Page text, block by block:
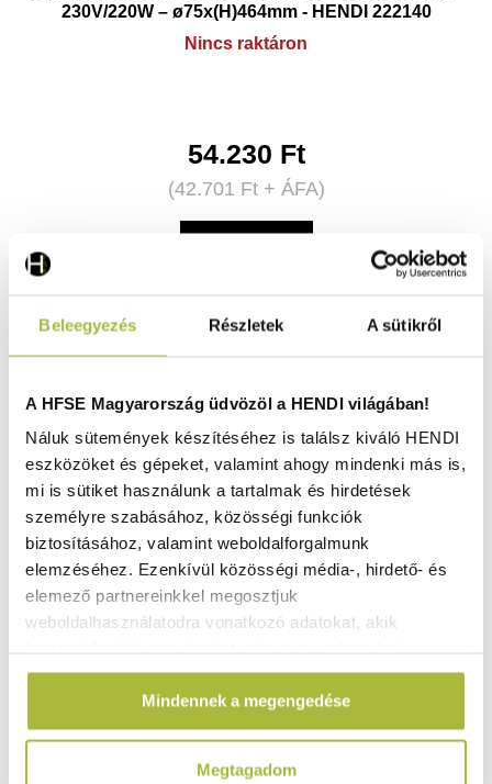
Beleegyezés Részletek A sütikről
A HFSE Magyarország üdvözöl a HENDI világában!
Náluk sütemények készítéséhez is találsz kiváló HENDI
eszközöket és gépeket, valamint ahogy mindenki más is,
mi is sütiket használunk a tartalmak és hirdetések
személyre szabásához, közösségi funkciók
biztosításához, valamint weboldalforgalmunk
elemzéséhez. Ezenkívül közösségi média-, hirdető- és
elemező partnereinkkel megosztjuk
weboldalhasználatodra vonatkozó adatokat, akik
amelyeket Te adtál meg számukra vagy az általad
használt más szolgáltatásokból gyűjtöttek.
Mindennek a megengedése
Megtagadom
230V/220W – ø75x(H)464mm - HENDI 222140
Nincs raktáron
54.230 Ft
(42.701 Ft+ ÁFA)